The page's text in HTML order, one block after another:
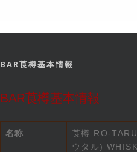
BAR莨樽基本情報
BAR莨樽基本情報
名称
莨樽 RO-
ウタル)